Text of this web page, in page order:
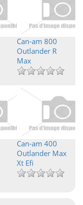
Can-am 800
Outlander R
Max
Can-am 400
Outlander Max
Xt Efi